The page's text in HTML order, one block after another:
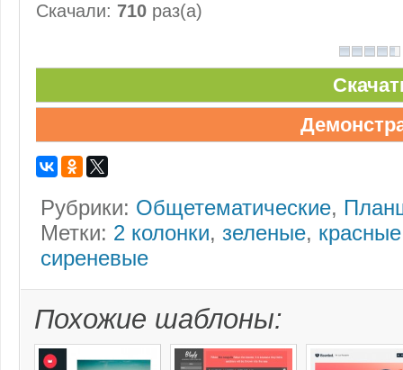
Скачали: 710 раз(а)
Рубрики: Общетематические,
Метки: 2 колонки, зеленые, красные
сиреневые
Похожие шаблоны: